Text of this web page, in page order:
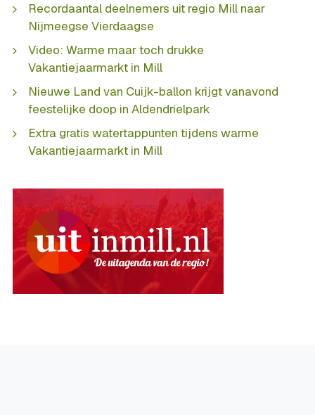
Recordaantal deelnemers uit regio Mill naar
Nijmeegse Vierdaagse
Video: Warme maar toch drukke
Vakantiejaarmarkt in Mill
Nieuwe Land van Cuijk-ballon krijgt vanavond
feestelijke doop in Aldendrielpark
Extra gratis watertappunten tijdens warme
Vakantiejaarmarkt in Mill